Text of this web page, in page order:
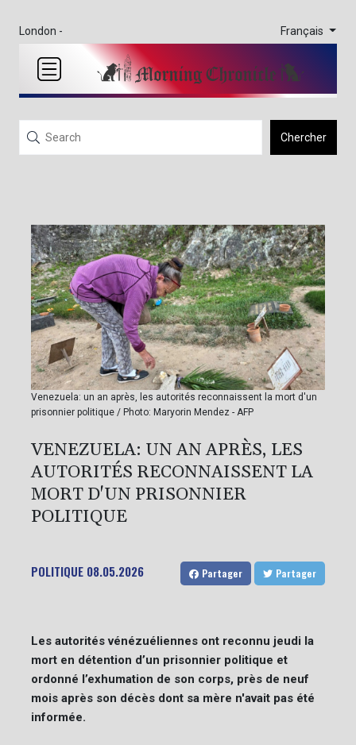
London - Français
Chercher
Venezuela: un an après, les autorités reconnaissent la mort d'un
prisonnier politique / Photo: Maryorin Mendez - AFP
VENEZUELA: UN AN APRÈS, LES
AUTORITÉS RECONNAISSENT LA
MORT D'UN PRISONNIER
POLITIQUE
POLITIQUE 08.05.2026 Partager Partager
Les autorités vénézuéliennes ont reconnu jeudi la
mort en détention d’un prisonnier politique et
ordonné l’exhumation de son corps, près de neuf
mois après son décès dont sa mère n'avait pas été
informée.